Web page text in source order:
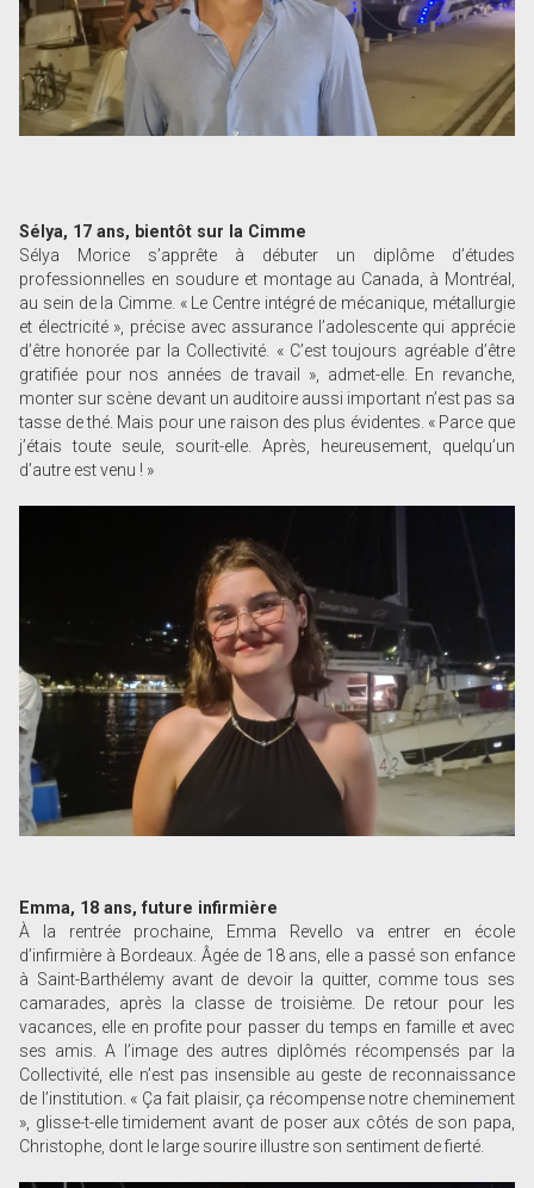
Sélya, 17 ans, bientôt sur la Cimme
Sélya Morice s’apprête à débuter un diplôme d’études
professionnelles en soudure et montage au Canada, à Montréal,
au sein de la Cimme. « Le Centre intégré de mécanique, métallurgie
et électricité », précise avec assurance l’adolescente qui apprécie
d’être honorée par la Collectivité. « C’est toujours agréable d’être
gratifiée pour nos années de travail », admet-elle. En revanche,
monter sur scène devant un auditoire aussi important n’est pas sa
tasse de thé. Mais pour une raison des plus évidentes. « Parce que
j’étais toute seule, sourit-elle. Après, heureusement, quelqu’un
d’autre est venu ! »
Emma, 18 ans, future infirmière
À la rentrée prochaine, Emma Revello va entrer en école
d’infirmière à Bordeaux. Âgée de 18 ans, elle a passé son enfance
à Saint-Barthélemy avant de devoir la quitter, comme tous ses
camarades, après la classe de troisième. De retour pour les
vacances, elle en profite pour passer du temps en famille et avec
ses amis. A l’image des autres diplômés récompensés par la
Collectivité, elle n’est pas insensible au geste de reconnaissance
de l’institution. « Ça fait plaisir, ça récompense notre cheminement
», glisse-t-elle timidement avant de poser aux côtés de son papa,
Christophe, dont le large sourire illustre son sentiment de fierté.